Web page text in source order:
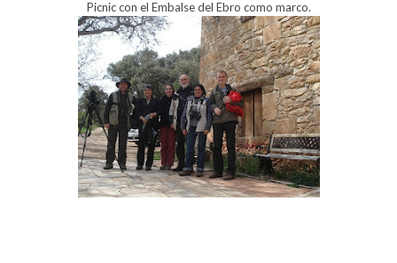
Picnic con el Embalse del Ebro como marco.